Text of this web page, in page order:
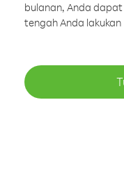
bulanan, Anda
tengah Anda lakukan